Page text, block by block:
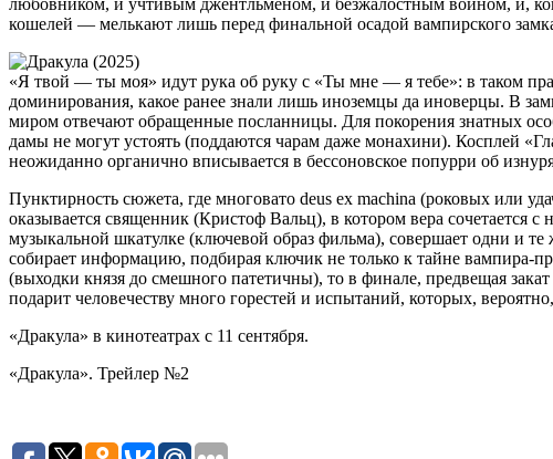
кошелей — мелькают лишь перед финальной осадой вампирского
«Я твой — ты моя» идут рука об руку с «Ты мне — я тебе»: в таком
доминирования, какое ранее знали лишь иноземцы да иноверцы. В
миром отвечают обращенные посланницы. Для покорения знатных
дамы не могут устоять (поддаются чарам даже монахини). Косплей
неожиданно органично вписывается в бессоновское попурри об
Пунктирность сюжета, где многовато deus ex machina (роковых или
оказывается священник (Кристоф Вальц), в котором вера
музыкальной шкатулке (ключевой образ фильма), совершает одни и те
собирает информацию, подбирая ключик не только к тайне вампира-
(выходки князя до смешного патетичны), то в финале, предвещая
подарит человечеству много горестей и испытаний, которых,
«Дракула» в кинотеатрах с 11 сентября.
«Дракула». Трейлер №2